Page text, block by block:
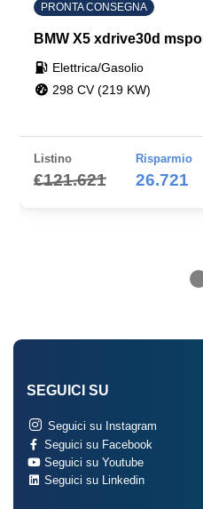
PRONTA CONSEGNA
BMW X5 xdrive30d
Elettrica/Gasolio
298 CV (219 KW)
Listino
€121.621
Risparmio
26.721
SEGUICI SU
Seguici su Instagram
Seguici su Facebook
Seguici su Youtube
Seguici su Linkedin